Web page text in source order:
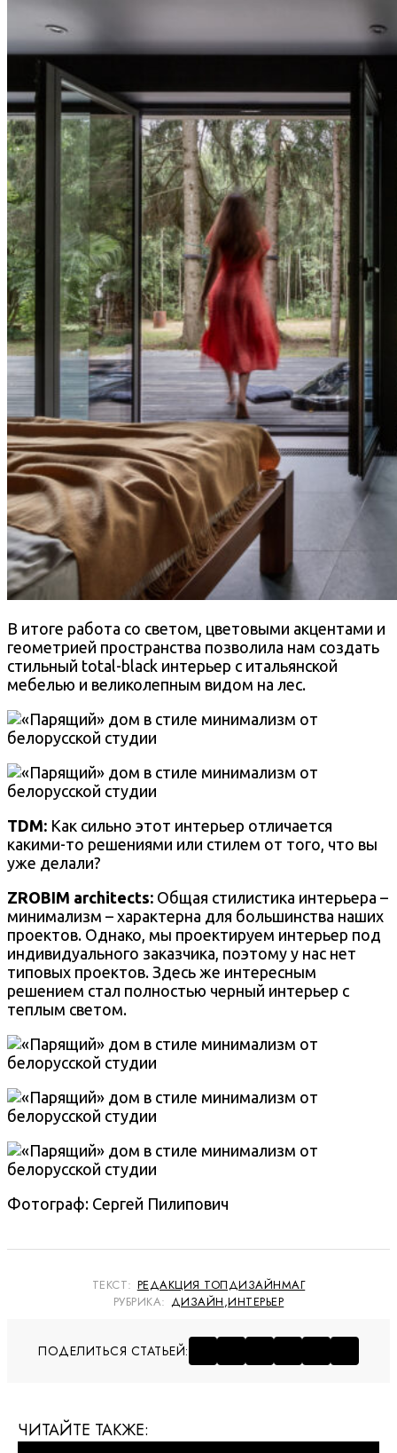
В итоге работа со светом, цветовыми акцентами и
геометрией пространства позволила нам создать
стильный total-black интерьер с итальянской
мебелью и великолепным видом на лес.
TDM: Как сильно этот интерьер отличается
какими-то решениями или стилем от того, что вы
уже делали?
ZROBIM architects: Общая стилистика интерьера –
минимализм – характерна для большинства наших
проектов. Однако, мы проектируем интерьер под
индивидуального заказчика, поэтому у нас нет
типовых проектов. Здесь же интересным
решением стал полностью черный интерьер с
теплым светом.
Фотограф: Сергей Пилипович
ТЕКСТ: РЕДАКЦИЯ ТОПДИЗАЙНМАГ
РУБРИКА: ДИЗАЙН,ИНТЕРЬЕР
ПОДЕЛИТЬСЯ СТАТЬЕЙ:
ЧИТАЙТЕ ТАКЖЕ: